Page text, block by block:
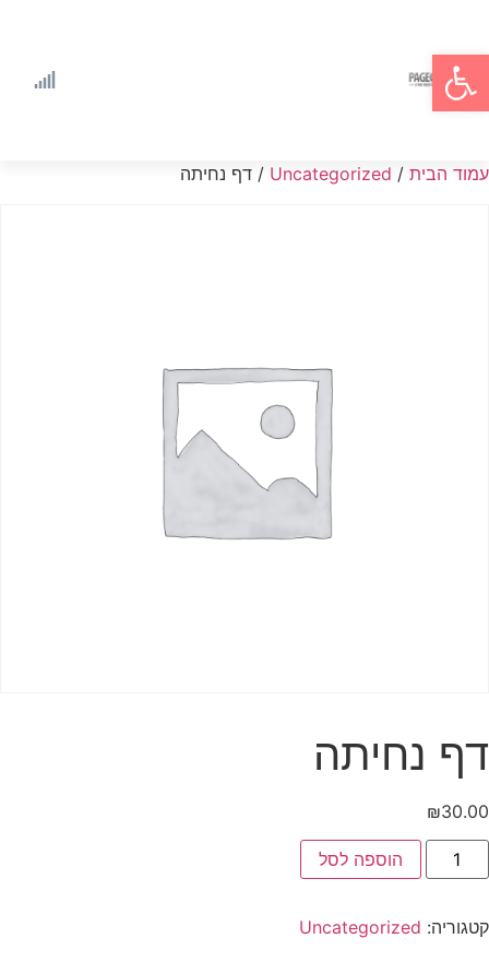
פתח סרגל נגישות
עמוד הבית /
Uncategorized / דף נחיתה
דף נחיתה
₪30.00
הוספה לסל
קטגוריה: Uncategorized